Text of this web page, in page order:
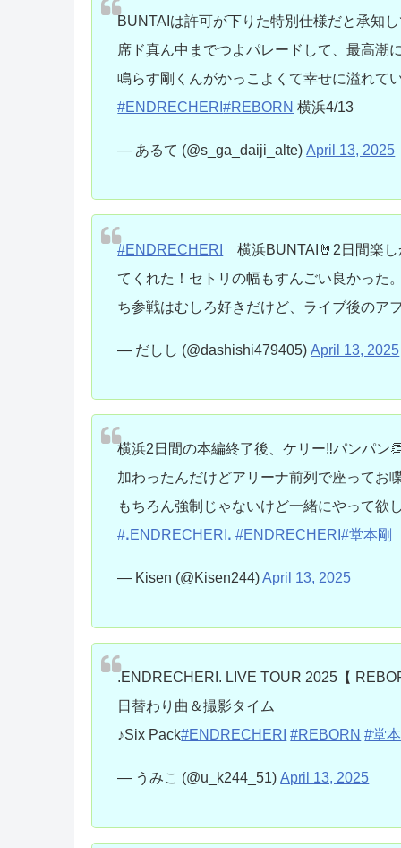
BUNTAIは許可が下りた特別仕様だと承知
席ド真ん中までつよパレードして、最高潮
鳴らす剛くんがかっこよくて幸せに溢れて
#ENDRECHERI#REBORN 横浜4/13
— あるて (@s_ga_daiji_alte)April 13, 2025
#ENDRECHERI
横浜BUNTAI🤘2日間楽
てくれた！セトリの幅もすんごい良かっ
ち参戦はむしろ好きだけど、ライブ後のア
— だしし (@dashishi479405)April 13, 2025
横浜2日間の本編終了後、ケリー‼️パンパン
加わったんだけどアリーナ前列で座ってお
もちろん強制じゃないけど一緒にやって
#ꓸENDRECHERIꓸ #ENDRECHERI#堂本剛
— Kisen (@Kisen244)April 13, 2025
.ENDRECHERI. LIVE TOUR 2025【
日替わり曲＆撮影タイム
♪Six Pack#ENDRECHERI #REBORN #堂
— うみこ (@u_k244_51)April 13, 2025